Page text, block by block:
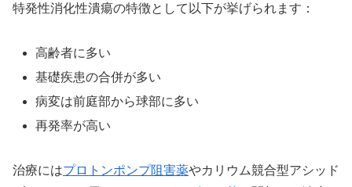
特発性消化性潰瘍の特徴として以下が挙げられます：
高齢者に多い
基礎疾患の合併が多い
病変は前庭部から球部に多い
再発率が高い
治療にはプロトンポンプ阻害薬やカリウム競合型アシッド